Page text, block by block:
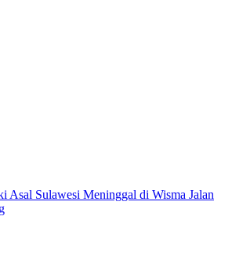
Asal Sulawesi Meninggal di Wisma Jalan